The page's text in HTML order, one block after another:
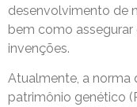
desenvolvimento de
bem como
invenções.
Atualmente, a norma
patrimônio genético